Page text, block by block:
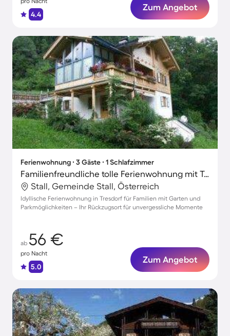
4.4
Zum Angebot
Ferienwohnung ∙ 3 Gäste ∙ 1 Schlafzimmer
Familienfreundliche tolle Ferienwohnung mit Terrasse und Garten
Stall, Gemeinde Stall, Österreich
Idyllische Ferienwohnung in Tresdorf für Familien mit Garten und
Parkmöglichkeiten – Ihr Rückzugsort für unvergessliche Momente
ab 56 €
pro Nacht
5.0
Zum Angebot